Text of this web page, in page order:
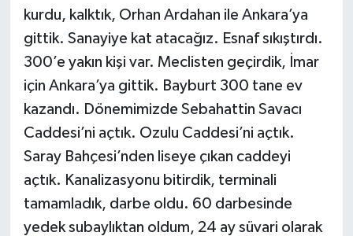
kurdu, kalktık, Orhan Ardahan ile Ankara’ya
gittik. Sanayiye kat atacağız. Esnaf sıkıştırdı.
300’e yakın kişi var. Meclisten geçirdik, İmar
için Ankara’ya gittik. Bayburt 300 tane ev
kazandı. Dönemimizde Sebahattin Savacı
Caddesi’ni açtık. Ozulu Caddesi’ni açtık.
Saray Bahçesi’nden liseye çıkan caddeyi
açtık. Kanalizasyonu bitirdik, terminali
tamamladık, darbe oldu. 60 darbesinde
yedek subaylıktan oldum, 24 ay süvari olarak